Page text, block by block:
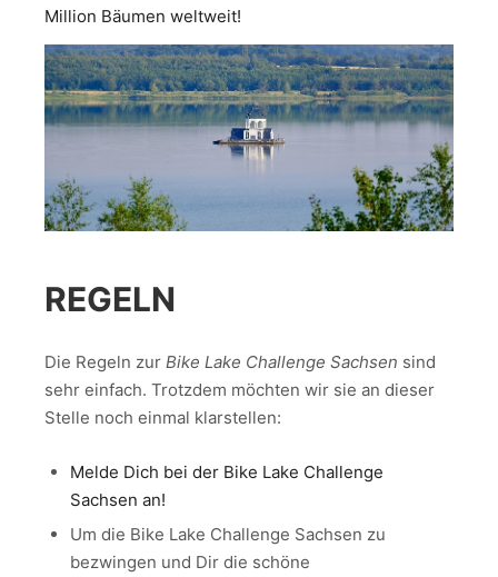
Million Bäumen weltweit!
REGELN
Die Regeln zur Bike Lake Challenge Sachsen sind
sehr einfach. Trotzdem möchten wir sie an dieser
Stelle noch einmal klarstellen:
Melde Dich bei der Bike Lake Challenge
Sachsen an!
Um die Bike Lake Challenge Sachsen zu
bezwingen und Dir die schöne